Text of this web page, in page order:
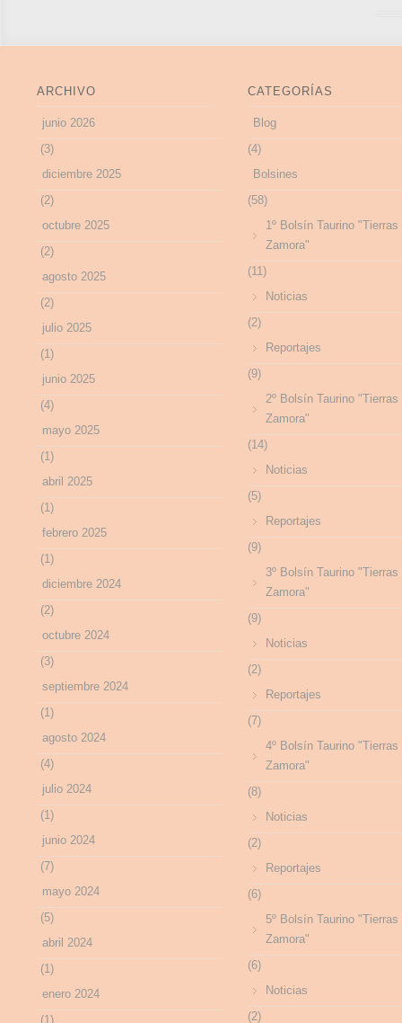
ARCHIVO
junio 2026
(3)
diciembre 2025
(2)
octubre 2025
(2)
agosto 2025
(2)
julio 2025
(1)
junio 2025
(4)
mayo 2025
(1)
abril 2025
(1)
febrero 2025
(1)
diciembre 2024
(2)
octubre 2024
(3)
septiembre 2024
(1)
agosto 2024
(4)
julio 2024
(1)
junio 2024
(7)
mayo 2024
(5)
abril 2024
(1)
enero 2024
(1)
CATEGORÍAS
Blog
(4)
Bolsines
(58)
1º Bolsín Taurino "Tierras
Zamora"
(11)
Noticias
(2)
Reportajes
(9)
2º Bolsín Taurino "Tierras
Zamora"
(14)
Noticias
(5)
Reportajes
(9)
3º Bolsín Taurino "Tierras
Zamora"
(9)
Noticias
(2)
Reportajes
(7)
4º Bolsín Taurino "Tierras
Zamora"
(8)
Noticias
(2)
Reportajes
(6)
5º Bolsín Taurino "Tierras
Zamora"
(6)
Noticias
(2)